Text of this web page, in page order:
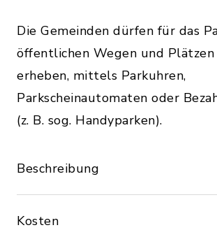
Die Gemeinden dürfen für das
öffentlichen Wegen und Plätzen
erheben, mittels Parkuhren,
Parkscheinautomaten oder
(z. B. sog. Handyparken).
Beschreibung
Kosten